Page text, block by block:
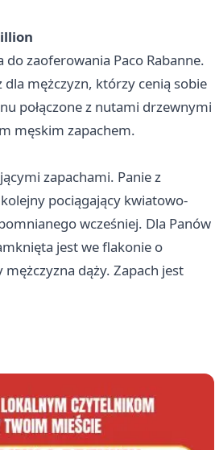
zaoferowania Paco Rabanne.
mężczyzn, którzy cenią sobie
połączone z nutami drzewnymi
męskim zapachem.
zapachami. Panie z
pociągający kwiatowo-
wcześniej. Dla Panów
jest we flakonie o
dąży. Zapach jest